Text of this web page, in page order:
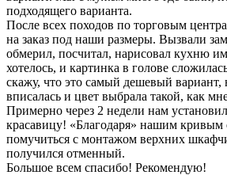
подходящего варианта.
После всех походов по торговым
на заказ под наши размеры. Вызвали
обмерил, посчитал, нарисовал кухню
хотелось, и картинка в голове
скажу, что это самый дешевый вариант,
вписалась и цвет выбрала такой, как
Примерно через 2 недели нам
красавицу! «Благодаря» нашим
помучиться с монтажом верхних
получился отменный.
Большое всем спасибо! Рекомендую!